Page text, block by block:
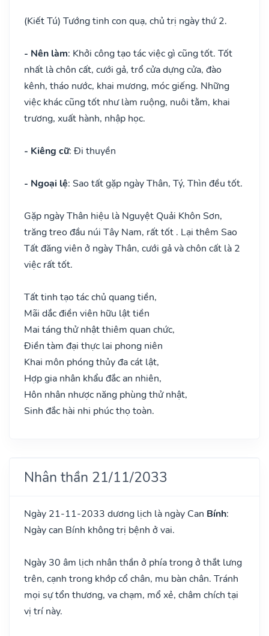
(Kiết Tú) Tướng tinh con quạ, chủ trị ngày thứ 2.
- Nên làm: Khởi công tạo tác việc gì cũng tốt. Tốt
nhất là chôn cất, cưới gả, trổ cửa dựng cửa, đào
kênh, tháo nước, khai mương, móc giếng. Những
việc khác cũng tốt như làm ruộng, nuôi tằm, khai
trương, xuất hành, nhập học.
- Kiêng cữ: Đi thuyền
- Ngoại lệ: Sao tất gặp ngày Thân, Tý, Thìn đều tốt.
Gặp ngày Thân hiệu là Nguyệt Quải Khôn Sơn,
trăng treo đầu núi Tây Nam, rất tốt . Lại thêm Sao
Tất đăng viên ở ngày Thân, cưới gả và chôn cất là 2
việc rất tốt.
Tất tinh tạo tác chủ quang tiền,
Mãi dắc điền viên hữu lật tiền
Mai táng thử nhật thiêm quan chức,
Điền tàm đại thực lai phong niên
Khai môn phóng thủy đa cát lật,
Hợp gia nhân khẩu đắc an nhiên,
Hôn nhân nhược năng phùng thử nhật,
Sinh đắc hài nhi phúc thọ toàn.
Nhân thần 21/11/2033
Ngày 21-11-2033 dương lịch là ngày Can Bính:
Ngày can Bính không trị bệnh ở vai.
Ngày 30 âm lịch nhân thần ở phía trong ở thắt lưng
trên, cạnh trong khớp cổ chân, mu bàn chân. Tránh
mọi sự tổn thương, va chạm, mổ xẻ, châm chích tại
vị trí này.